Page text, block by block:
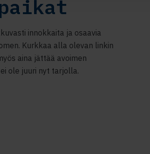
innokkaita ja osaavia
Kurkkaa alla olevan linkin
aina jättää avoimen
ole juuri nyt tarjolla.